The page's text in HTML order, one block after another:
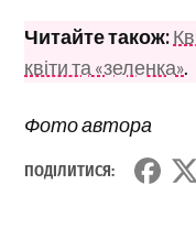
Читайте також:
квіти та «зеленка».
Фото автора
ПОДІЛИТИСЯ: